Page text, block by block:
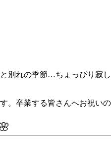
別れの季節…ちょっぴり
。卒業する皆さんへお祝